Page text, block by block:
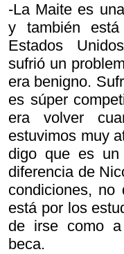
-La Maite es
y también
Estados
sufrió un
era benigno.
es súper
era volver
estuvimos muy
digo que es un
diferencia de
condiciones,
está por los
de irse como
beca.